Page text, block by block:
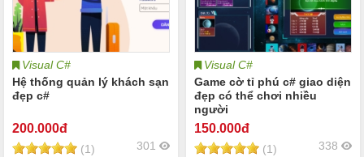
Visual C#
Hệ thống quản lý khách sạn
đẹp c#
200.000đ
(1) 301
Visual C#
Game cờ tỉ phú c# giao diện
đẹp có thể chơi nhiều
người
150.000đ
(1) 338